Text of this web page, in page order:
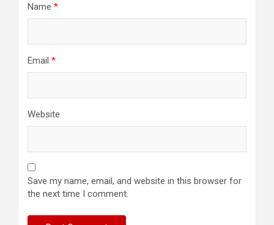
Name *
Email *
Website
Save my name, email, and website in this browser for
the next time I comment.